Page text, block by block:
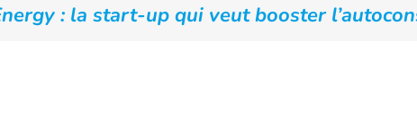
: la start-up qui veut booster